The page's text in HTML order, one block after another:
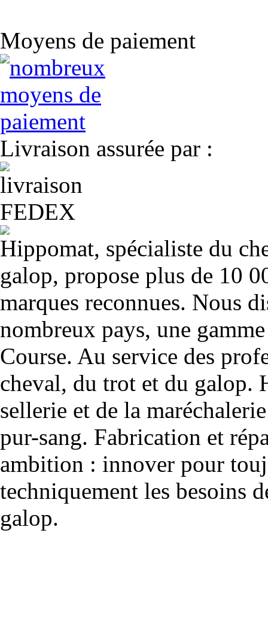
Moyens de paiement
Livraison assurée par :
Hippomat, spécialiste du
galop, propose plus de 10
marques reconnues. Nous
nombreux pays, une
Course. Au service des
cheval, du trot et du galop.
sellerie et de la
pur-sang. Fabrication et
ambition : innover pour
techniquement les besoins
galop.